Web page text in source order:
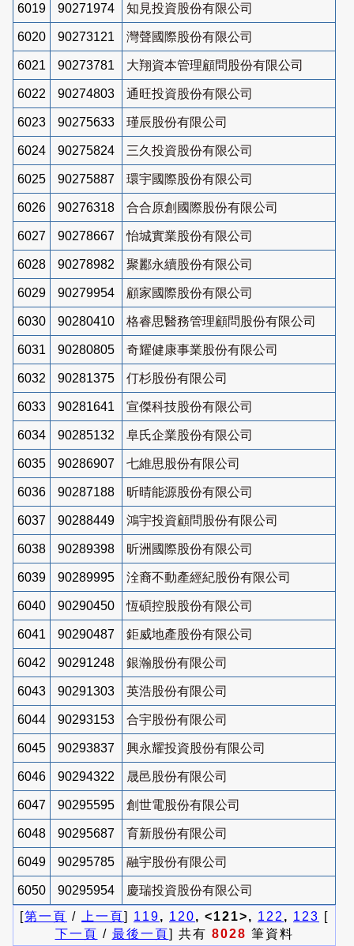
6019 90271974 知見投資股份有限公司
6020 90273121 灣聲國際股份有限公司
6021 90273781 大翔資本管理顧問股份有限公司
6022 90274803 通旺投資股份有限公司
6023 90275633 瑾辰股份有限公司
6024 90275824 三久投資股份有限公司
6025 90275887 環宇國際股份有限公司
6026 90276318 合合原創國際股份有限公司
6027 90278667 怡城實業股份有限公司
6028 90278982 聚酈永續股份有限公司
6029 90279954 顧家國際股份有限公司
6030 90280410 格睿思醫務管理顧問股份有限公司
6031 90280805 奇耀健康事業股份有限公司
6032 90281375 仃杉股份有限公司
6033 90281641 宣傑科技股份有限公司
6034 90285132 阜氏企業股份有限公司
6035 90286907 七維思股份有限公司
6036 90287188 昕晴能源股份有限公司
6037 90288449 鴻宇投資顧問股份有限公司
6038 90289398 昕洲國際股份有限公司
6039 90289995 洤裔不動產經紀股份有限公司
6040 90290450 恆碩控股股份有限公司
6041 90290487 鉅威地產股份有限公司
6042 90291248 銀瀚股份有限公司
6043 90291303 英浩股份有限公司
6044 90293153 合宇股份有限公司
6045 90293837 興永耀投資股份有限公司
6046 90294322 晟邑股份有限公司
6047 90295595 創世電股份有限公司
6048 90295687 育新股份有限公司
6049 90295785 融宇股份有限公司
6050 90295954
慶瑞投資股份有限公司
[第一頁 / 上一頁] 119, 120, <121>, 122 , 123 [
下一頁 / 最後一頁] 共有 8028 筆資料